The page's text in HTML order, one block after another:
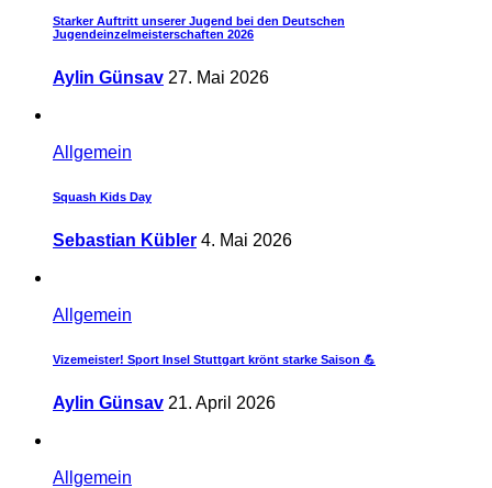
Starker Auftritt unserer Jugend bei den Deutschen
Jugendeinzelmeisterschaften 2026
Aylin Günsav 27. Mai 2026
Allgemein
Squash Kids Day
Sebastian Kübler 4. Mai 2026
Allgemein
Vizemeister! Sport Insel Stuttgart krönt starke Saison 💪
Aylin Günsav 21. April 2026
Allgemein